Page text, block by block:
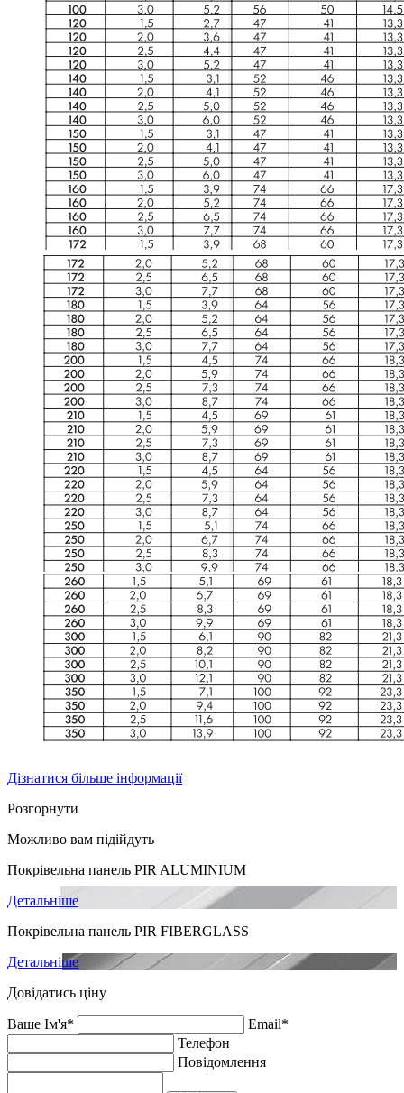
Дізнатися більше інформації
Розгорнути
Можливо вам підійдуть
Покрівельна панель PIR ALUMINIUM
Детальніше
Покрівельна панель PIR FIBERGLASS
Детальніше
Довідатись ціну
Ваше Ім'я*
Email*
Телефон
Повідомлення